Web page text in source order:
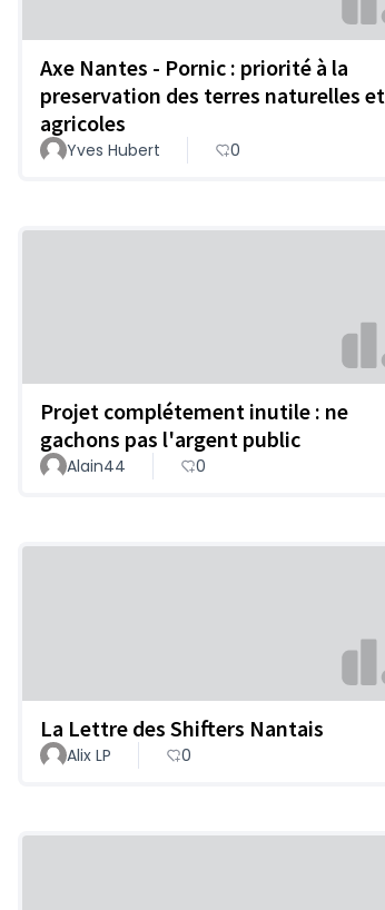
Axe Nantes - Pornic : priorité à la
preservation des terres naturelles et
agricoles
Yves Hubert 0
Projet complétement inutile : ne
gachons pas l'argent public
Alain44 0
La Lettre des Shifters Nantais
Alix LP 0